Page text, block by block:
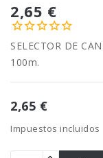
2,65 €
SELECTOR DE
100m.
2,65 €
Impuestos incluidos